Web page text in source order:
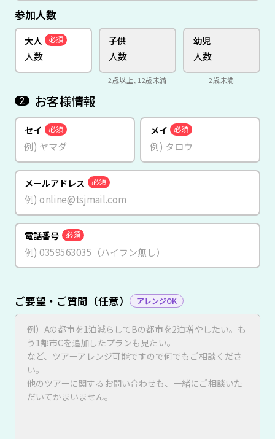
参加人数
大人 必須 子供
2歳以上、12歳未満
幼児
2歳未満
2 お客様情報
セイ 必須 メイ 必須
メールアドレス 必須
電話番号 必須
ご要望・ご質問（任意） アレンジOK